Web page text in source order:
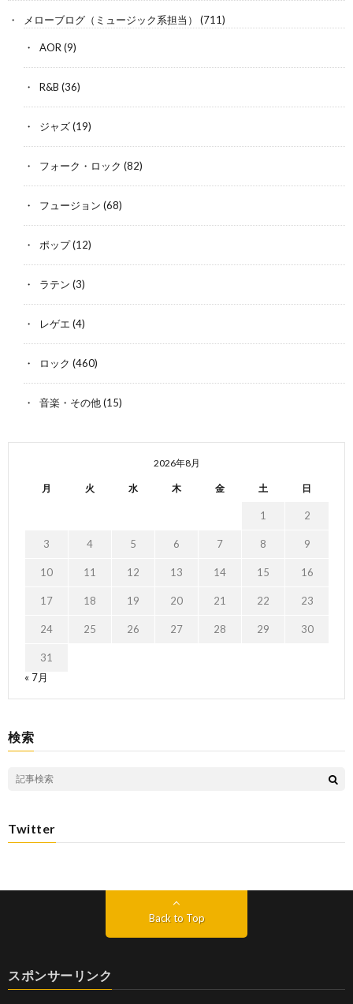
メローブログ（ミュージック系担当） (711)
AOR (9)
R&B (36)
ジャズ(19)
フォーク・ロック (82)
フュージョン (68)
ポップ(12)
ラテン (3)
レゲエ (4)
ロック (460)
音楽・その他(15)
2026年8月
月 火 水 木 金 土 日
1 2
3 4 5 6 7 8 9
10 11 12 13 14 15 16
17 18 19 20 21 22 23
24 25 26 27 28 29 30
31
« 7月
検索
Twitter
Back to Top
スポンサーリンク